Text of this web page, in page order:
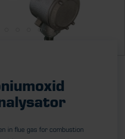
in flue gas for combustion